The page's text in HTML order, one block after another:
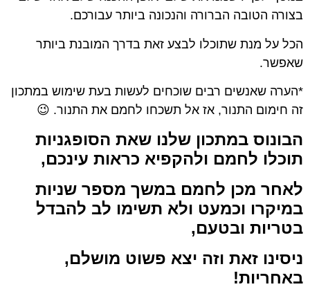
בצורה הטובה הברורה והנכונה ביותר עבורכם.
הכל על מנת שתוכלו לבצע זאת בדרך המובנת ביותר
שאפשר.
*הערה שאנשים רבים שוכחים לעשות בעת שימוש במתכון
זה חימום התנור, אז אל תשכחו לחמם את התנור. 😉
הבונוס במתכון שלנו שאת הסופגניות
תוכלו לחמם ולהקפיא כראות עינכם,
לאחר מכן לחמם במשך מספר שניות
במיקרו וכמעט ולא תשימו לב להבדל
בטריות ובטעם,
ניסינו זאת וזה יצא פשוט מושלם,
באחריות!